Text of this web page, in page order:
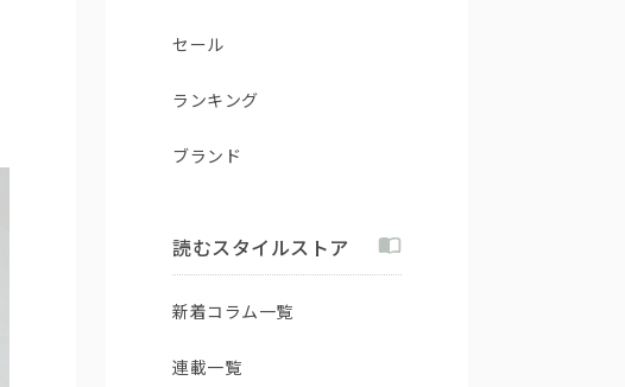
セール
ランキング
ブランド
読むスタイルストア
新着コラム一覧
連載一覧